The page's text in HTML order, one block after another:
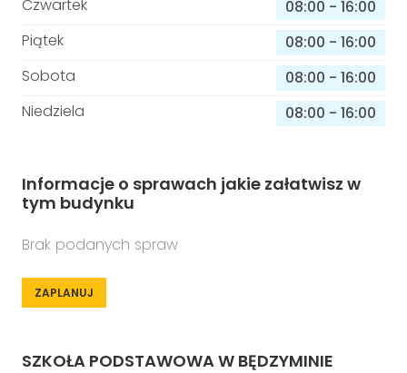
Czwartek 08:00 - 16:00
Piątek
08:00 - 16:00
Sobota
08:00 - 16:00
Niedziela
08:00 - 16:00
Informacje o sprawach jakie załatwisz w
tym budynku
Brak podanych spraw
ZAPLANUJ
SZKOŁA PODSTAWOWA W BĘDZYMINIE